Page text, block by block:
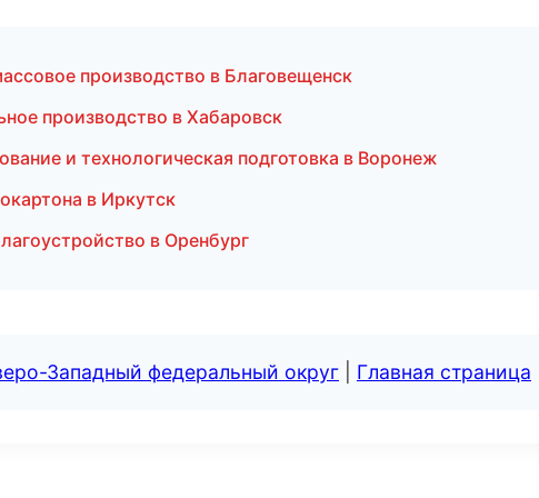
производство в Благовещенск
производство в Хабаровск
и технологическая подготовка в Воронеж
в Иркутск
в Оренбург
Западный федеральный округ Главная страница